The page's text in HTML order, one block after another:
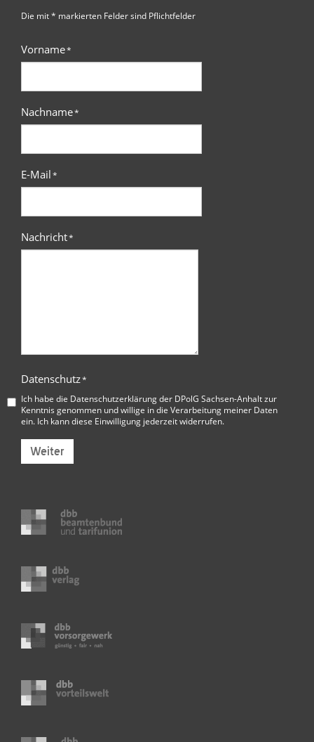
Die mit * markierten Felder sind Pflichtfelder
Vorname*
Nachname*
E-Mail*
Nachricht*
Datenschutz*
Ich habe die Datenschutzerklärung der DPolG Sachsen-Anhaltzur
Kenntnis genommen und willige in die Verarbeitung meiner Daten
ein. Ich kann diese Einwilligung jederzeit widerrufen.
Weiter